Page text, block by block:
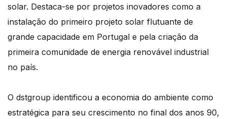
solar. Destaca-se por projetos inovadores como a
instalação do primeiro projeto solar flutuante de
grande capacidade em Portugal e pela criação da
primeira comunidade de energia renovável industrial
no país.
O dstgroup identificou a economia do ambiente como
estratégica para seu crescimento no final dos anos 90,